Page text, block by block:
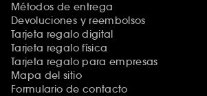
Métodos de entrega
Devoluciones y reembolsos
Tarjeta regalo digital
Tarjeta regalo física
Tarjeta regalo para empresas
Mapa del sitio
Formulario de contacto